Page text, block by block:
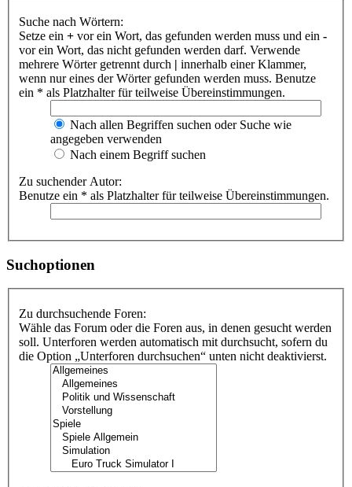
Suche nach Wörtern:
Setze ein + vor ein Wort, das gefunden werden muss und ein -
vor ein Wort, das nicht gefunden werden darf. Verwende
mehrere Wörter getrennt durch | innerhalb einer Klammer,
wenn nur eines der Wörter gefunden werden muss. Benutze
ein * als Platzhalter für teilweise Übereinstimmungen.
Nach allen Begriffen suchen oder Suche wie
angegeben verwenden
Nach einem Begriff suchen
Zu suchender Autor:
Benutze ein * als Platzhalter für teilweise Übereinstimmungen.
Suchoptionen
Zu durchsuchende Foren:
Wähle das Forum oder die Foren aus, in denen gesucht werden
soll. Unterforen werden automatisch mit durchsucht, sofern du
die Option „Unterforen durchsuchen“ unten nicht deaktivierst.